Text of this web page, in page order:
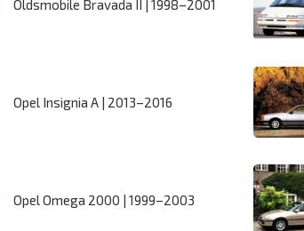
Oldsmobile Bravada II | 1998–2001
Opel Insignia A | 2013–2016
Opel Omega 2000 | 1999–2003